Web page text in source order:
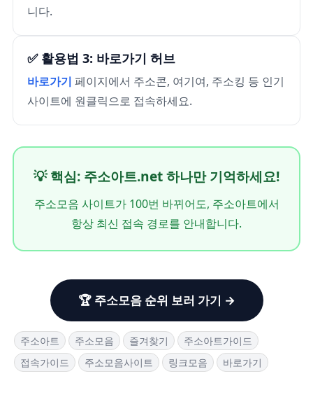
니다.
✅ 활용법 3: 바로가기 허브
바로가기 페이지에서 주소콘, 여기여, 주소킹 등 인기
사이트에 원클릭으로 접속하세요.
💡 핵심: 주소아트.net 하나만 기억하세요!
주소모음 사이트가 100번 바뀌어도, 주소아트에서
항상 최신 접속 경로를 안내합니다.
🏆 주소모음 순위 보러 가기 →
주소아트 주소모음 즐겨찾기
주소아트가이드
접속가이드
주소모음사이트 링크모음 바로가기